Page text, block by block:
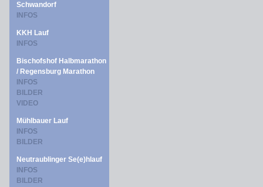
Schwandorf
INFOS
KKH Lauf
INFOS
Bischofshof Halbmarathon
/ Regensburg Marathon
INFOS
BILDER
VIDEO
Mühlbauer Lauf
INFOS
BILDER
Neutraublinger Se(e)hlauf
INFOS
BILDER